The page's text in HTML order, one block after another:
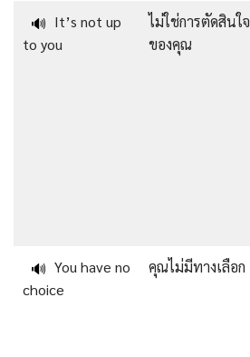
🔊 It’s not up
to you
ไม่ใช่การตัดสินใจ
ของคุณ
🔊 You have no
choice
คุณไม่มีทางเลือก